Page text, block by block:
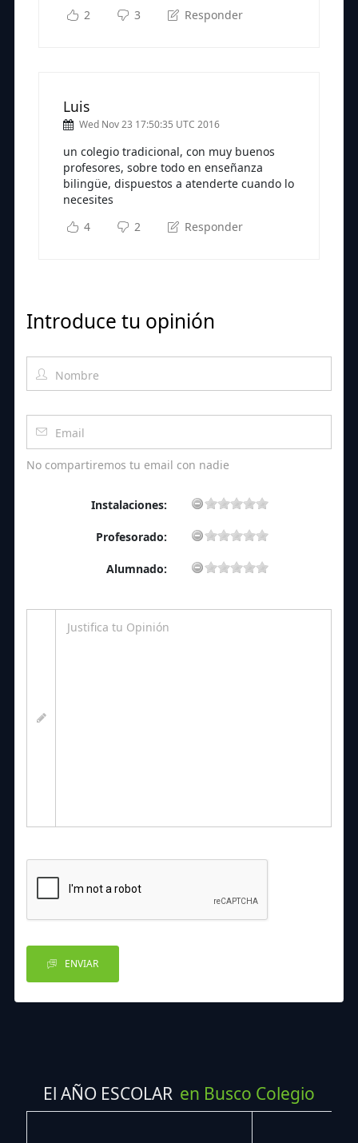
2
3 Responder
Luis
Wed Nov 23 17:50:35 UTC 2016
un colegio tradicional, con muy buenos
profesores, sobre todo en enseñanza
bilingüe, dispuestos a atenderte cuando lo
necesites
4
2 Responder
Introduce tu opinión
No compartiremos tu email con nadie
Instalaciones:
Profesorado:
Alumnado:
ENVIAR
El AÑO ESCOLAR en Busco Colegio